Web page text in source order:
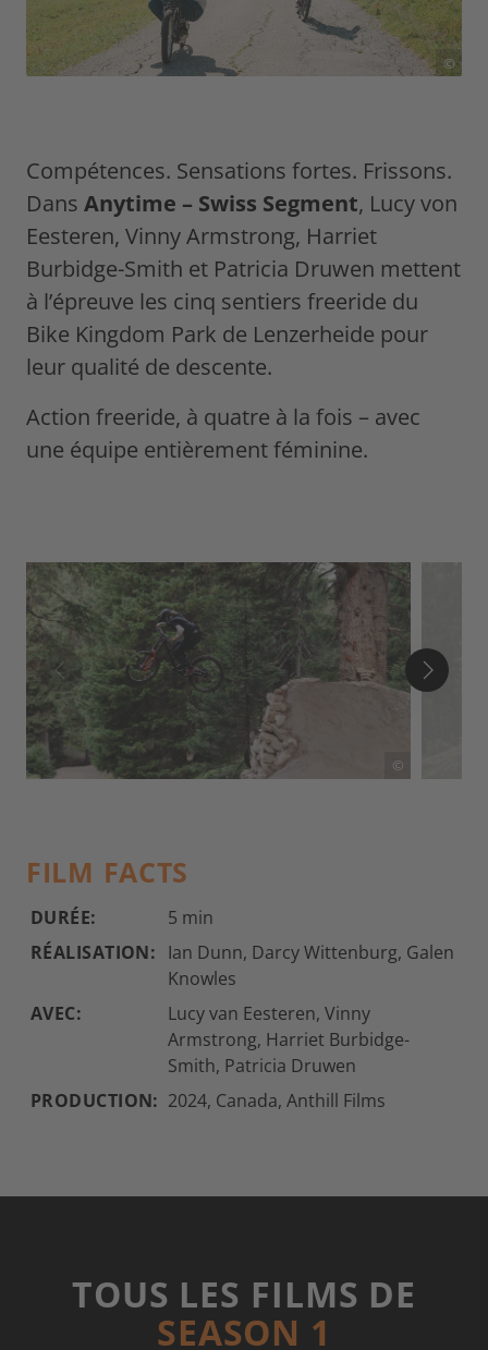
©
Compétences. Sensations fortes. Frissons.
Dans Anytime – Swiss Segment, Lucy von
Eesteren, Vinny Armstrong, Harriet
Burbidge-Smith et Patricia Druwen mettent
à l’épreuve les cinq sentiers freeride du
Bike Kingdom Park de Lenzerheide pour
leur qualité de descente.
Action freeride, à quatre à la fois – avec
une équipe entièrement féminine.
©
FILM FACTS
DURÉE:
5 min
RÉALISATION: Ian Dunn, Darcy Wittenburg, Galen
Knowles
AVEC:
Lucy van Eesteren, Vinny
Armstrong, Harriet Burbidge-
Smith, Patricia Druwen
PRODUCTION: 2024, Canada, Anthill Films
TOUS LES FILMS DE
SEASON 1